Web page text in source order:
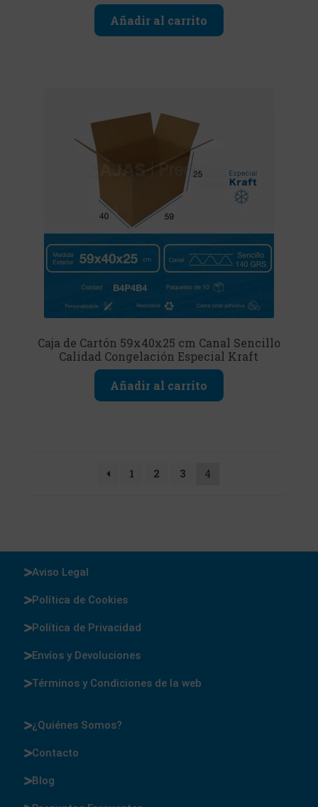
Añadir al carrito
Caja de Cartón 59x40x25 cm Canal Sencillo
Calidad Congelación Especial Kraft
Añadir al carrito
1 2 3 4
Aviso Legal
Política de Cookies
Política de Privacidad
Envíos y Devoluciones
Términos y Condiciones de la web
¿Quiénes Somos?
Contacto
Blog